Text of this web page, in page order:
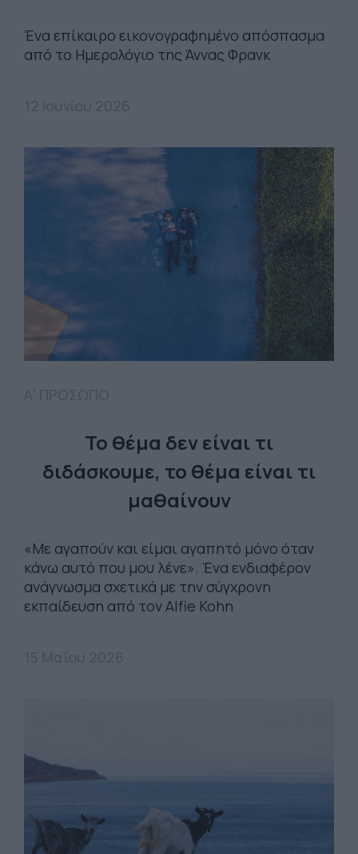
Ένα επίκαιρο εικονογραφημένο απόσπασμα
από το Ημερολόγιο της Άννας Φρανκ
Το θέμα δεν είναι τι
διδάσκουμε, το θέμα είναι τι
μαθαίνουν
«Με αγαπούν και είμαι αγαπητό μόνο όταν
κάνω αυτό που μου λένε». Ένα ενδιαφέρον
ανάγνωσμα σχετικά με την σύγχρονη
εκπαίδευση από τον Alfie Kohn